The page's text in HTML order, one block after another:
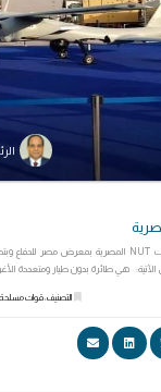
هي طائرة بدون طيار ومتعددة
التصنيف: قوات مسلحة